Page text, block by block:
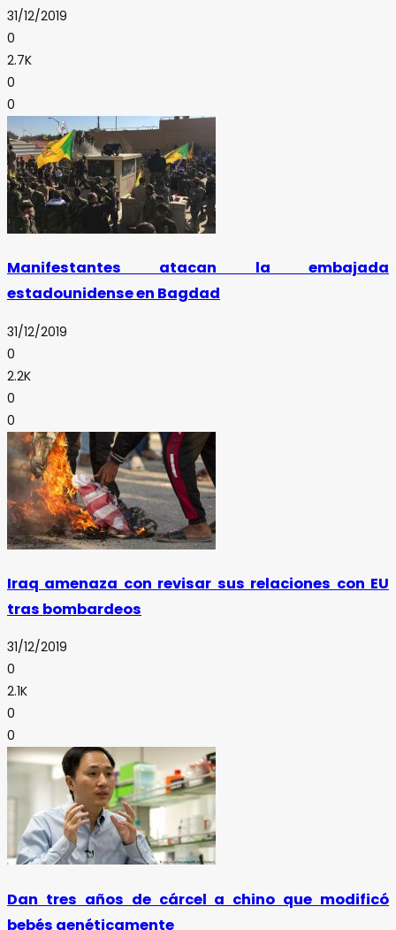
31/12/2019
0
2.7K
0
0
Manifestantes atacan la embajada
estadounidense en Bagdad
31/12/2019
0
2.2K
0
0
Iraq amenaza con revisar sus relaciones con EU
tras bombardeos
31/12/2019
0
2.1K
0
0
Dan tres años de cárcel a chino que modificó
bebés genéticamente